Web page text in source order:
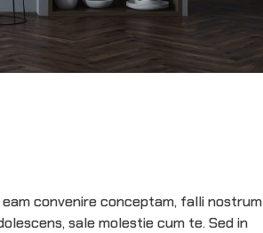
convenire conceptam, falli nostrum
sale molestie cum te. Sed in